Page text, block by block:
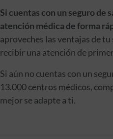
Si cuentas con un seguro de
atención médica de forma
aproveches las ventajas de
recibir una atención de
Si aún no cuentas con un
13.000 centros médicos,
mejor se adapte a ti.